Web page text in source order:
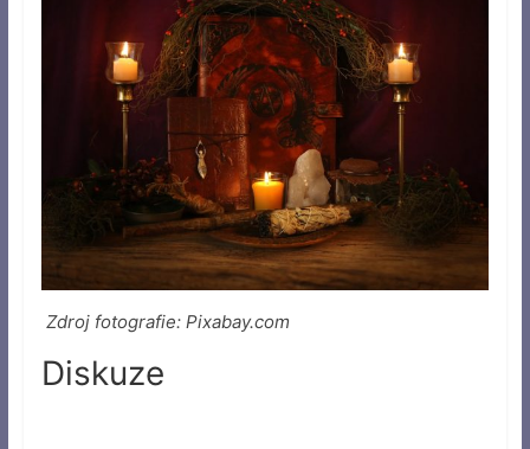
Zdroj fotografie: Pixabay.com
Diskuze